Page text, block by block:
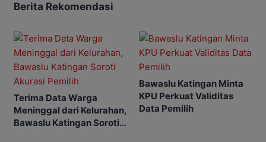
Berita Rekomendasi
Terima Data Warga
Meninggal dari Kelurahan,
Bawaslu Katingan Soroti
Bawaslu Katingan Minta
KPU Perkuat Validitas
Data Pemilih